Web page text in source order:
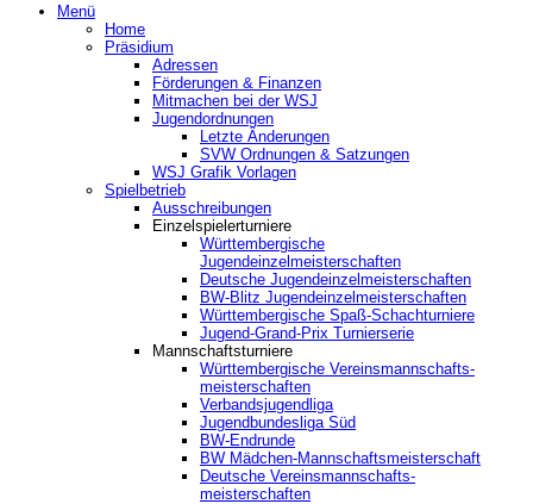
Menü
Home
Präsidium
Adressen
Förderungen & Finanzen
Mitmachen bei der WSJ
Jugendordnungen
Letzte Änderungen
SVW Ordnungen & Satzungen
WSJ Grafik Vorlagen
Spielbetrieb
Ausschreibungen
Einzelspielerturniere
Württembergische
Jugendeinzelmeisterschaften
Deutsche Jugendeinzelmeisterschaften
BW-Blitz Jugendeinzelmeisterschaften
Württembergische Spaß-Schachturniere
Jugend-Grand-Prix Turnierserie
Mannschaftsturniere
Württembergische Vereinsmannschafts-
meisterschaften
Verbandsjugendliga
Jugendbundesliga Süd
BW-Endrunde
BW Mädchen-Mannschaftsmeisterschaft
Deutsche Vereinsmannschafts-
meisterschaften